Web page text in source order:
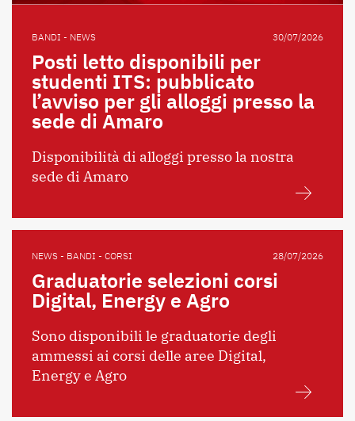
BANDI - NEWS 30/07/2026
Posti letto disponibili per
studenti ITS: pubblicato
l’avviso per gli alloggi presso la
sede di Amaro
Disponibilità di alloggi presso la nostra
sede di Amaro
NEWS - BANDI - CORSI 28/07/2026
Graduatorie selezioni corsi
Digital, Energy e Agro
Sono disponibili le graduatorie degli
ammessi ai corsi delle aree Digital,
Energy e Agro